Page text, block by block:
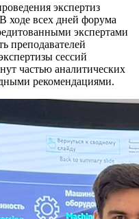
экспертиз
ходе всех дней форума
экспертами
преподавателей
сессий
частью аналитических
рекомендациями.